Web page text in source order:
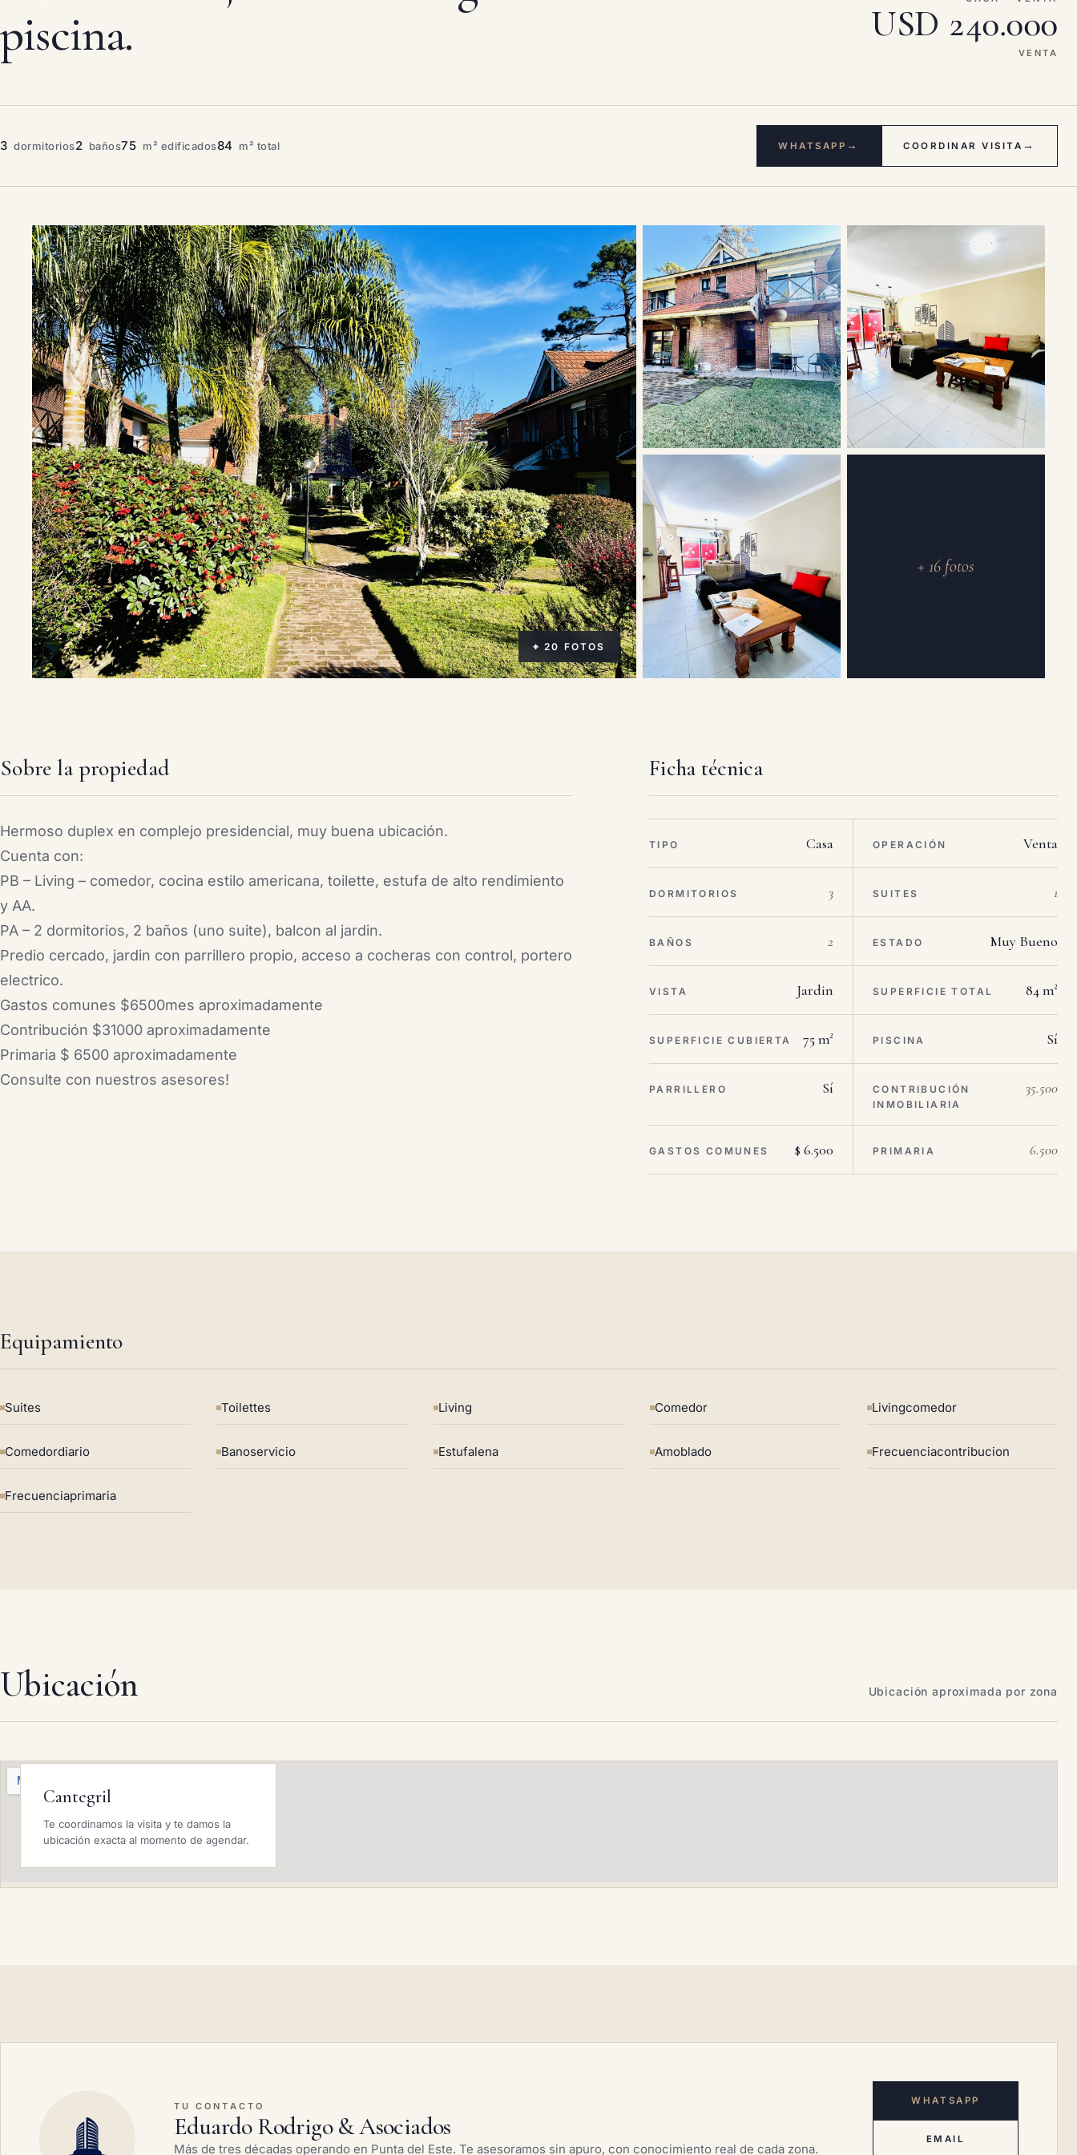
piscina.
USD 240.000
VENTA
3 dormitorios2 baños75 m² edificados84 m² total WHATSAPP → COORDINAR VISITA →
⌖ 20 FOTOS
+ 16 fotos
Sobre la propiedad
Hermoso duplex en complejo presidencial, muy buena ubicación.
Cuenta con:
PB – Living – comedor, cocina estilo americana, toilette, estufa de alto rendimiento
y AA.
PA – 2 dormitorios, 2 baños (uno suite), balcon al jardin.
Predio cercado, jardin con parrillero propio, acceso a cocheras con control, portero
electrico.
Gastos comunes $6500mes aproximadamente
Contribución $31000 aproximadamente
Primaria $ 6500 aproximadamente
Consulte con nuestros asesores!
Ficha técnica
TIPO Casa OPERACIÓN Venta
DORMITORIOS 3 SUITES 1
BAÑOS 2 ESTADO Muy Bueno
VISTA Jardin SUPERFICIE TOTAL 84 m²
SUPERFICIE CUBIERTA 75 m² PISCINA Sí
PARRILLERO Sí
CONTRIBUCIÓN
INMOBILIARIA
35.500
GASTOS COMUNES $ 6.500 PRIMARIA 6.500
Equipamiento
Suites Toilettes Living Comedor Livingcomedor
Comedordiario Banoservicio Estufalena Amoblado Frecuenciacontribucion
Frecuenciaprimaria
Ubicación Ubicación aproximada por zona
Cantegril
Te coordinamos la visita y te damos la
ubicación exacta al momento de agendar.
TU CONTACTO
Eduardo Rodrigo & Asociados
Más de tres décadas operando en Punta del Este. Te asesoramos sin apuro, con conocimiento real de cada zona.
WHATSAPP
EMAIL